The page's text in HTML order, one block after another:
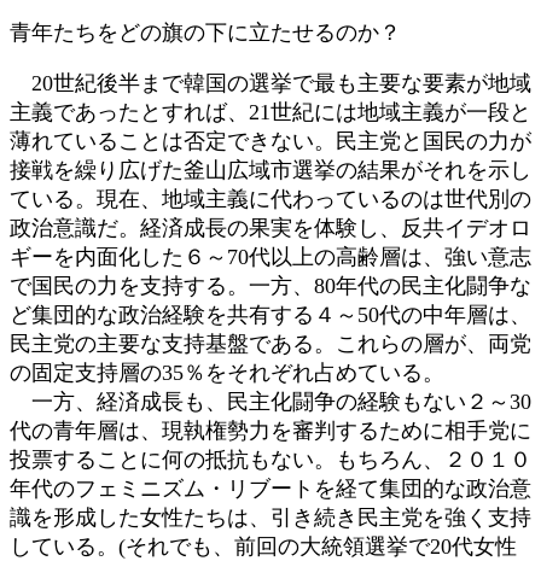
時
青年たちをどの旗の下に立たせるのか？
20世紀後半まで韓国の選挙で最も主要な要素が地域
主義であったとすれば、21世紀には地域主義が一段と
薄れていることは否定できない。民主党と国民の力が
接戦を繰り広げた釜山広域市選挙の結果がそれを示し
ている。現在、地域主義に代わっているのは世代別の
政治意識だ。経済成長の果実を体験し、反共イデオロ
ギーを内面化した６～70代以上の高齢層は、強い意志
で国民の力を支持する。一方、80年代の民主化闘争な
ど集団的な政治経験を共有する４～50代の中年層は、
民主党の主要な支持基盤である。これらの層が、両党
の固定支持層の35％をそれぞれ占めている。
一方、経済成長も、民主化闘争の経験もない２～30
代の青年層は、現執権勢力を審判するために相手党に
投票することに何の抵抗もない。もちろん、２０１０
年代のフェミニズム・リブートを経て集団的な政治意
識を形成した女性たちは、引き続き民主党を強く支持
している。(それでも、前回の大統領選挙で20代女性